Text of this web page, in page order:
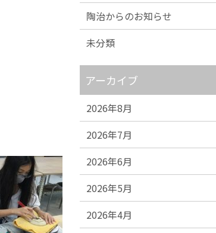
陶治からのお知らせ
未分類
アーカイブ
2026年8月
2026年7月
2026年6月
2026年5月
2026年4月